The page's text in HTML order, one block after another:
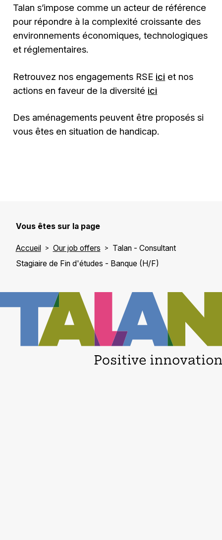
Talan s’impose comme un acteur de référence
pour répondre à la complexité croissante des
environnements économiques, technologiques
et réglementaires.
Retrouvez nos engagements RSE ici et nos
actions en faveur de la diversité ici
Des aménagements peuvent être proposés si
vous êtes en situation de handicap.
Vous êtes sur la page
Accueil Our job offers
Talan - Consultant
Stagiaire de Fin d'études - Banque (H/F)